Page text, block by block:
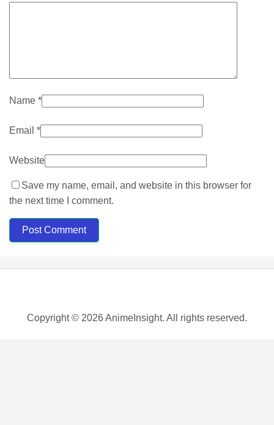
Name *
Email *
Website
Save my name, email, and website in this browser for
the next time I comment.
Post Comment
Copyright © 2026 AnimeInsight. All rights reserved.